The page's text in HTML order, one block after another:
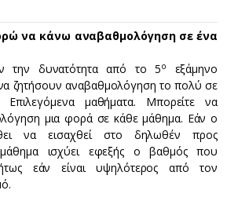
να κάνω αναβαθμολόγηση σε ένα
την δυνατότητα από το 5ο
εξάμηνο
ζητήσουν αναβαθμολόγηση το πολύ σε
μαθήματα. Μπορείτε να
μια φορά σε κάθε μάθημα. Εάν ο
να εισαχθεί στο δηλωθέν προς
ισχύει εφεξής ο βαθμός που
εάν είναι υψηλότερος από τον